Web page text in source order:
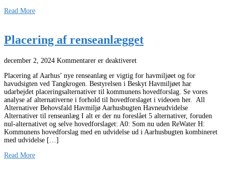
Read More
Placering af renseanlægget
december 2, 2024 Kommentarer er deaktiveret
Placering af Aarhus’ nye renseanlæg er vigtig for havmiljøet og for
havudsigten ved Tangkrogen. Bestyrelsen i Beskyt Havmiljøet har
udarbejdet placeringsalternativer til kommunens hovedforslag. Se vores
analyse af alternativerne i forhold til hovedforslaget i videoen her. All
Alternativer Behovsfald Havmiljø Aarhusbugten Havneudvidelse
Alternativer til renseanlæg I alt er der nu foreslået 5 alternativer, foruden
nul-alternativet og selve hovedforslaget: A0: Som nu uden ReWater H:
Kommunens hovedforslag med en udvidelse ud i Aarhusbugten kombineret
med udvidelse […]
Read More